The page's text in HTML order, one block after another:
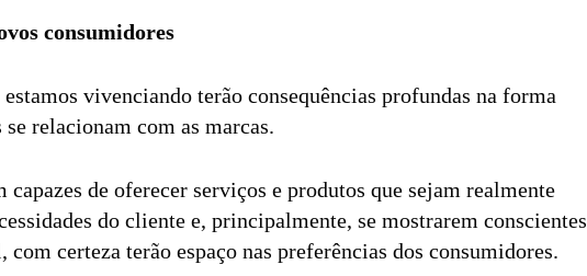
consumidores
estamos vivenciando terão consequências profundas na forma
relacionam com as marcas.
capazes de oferecer serviços e produtos que sejam realmente
do cliente e, principalmente, se mostrarem conscientes
com certeza terão espaço nas preferências dos consumidores.